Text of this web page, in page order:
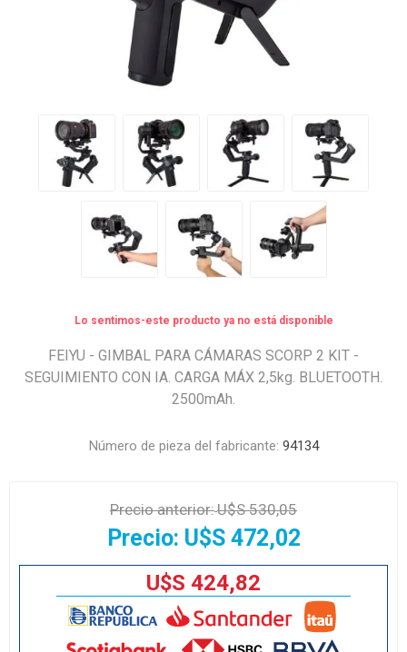
Lo sentimos-este producto ya no está disponible
FEIYU - GIMBAL PARA CÁMARAS SCORP 2 KIT -
SEGUIMIENTO CON IA. CARGA MÁX 2,5kg. BLUETOOTH.
2500mAh.
Número de pieza del fabricante: 94134
Precio anterior:U$S 530,05
Precio: U$S 472,02
U$S 424,82